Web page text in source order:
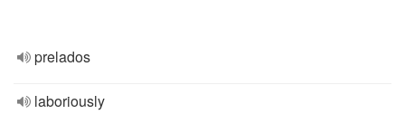
prelados
laboriously